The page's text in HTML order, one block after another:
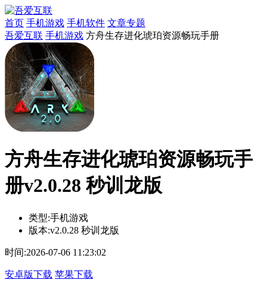
首页 手机游戏 手机软件 文章专题
吾爱互联 手机游戏 方舟生存进化琥珀资源畅玩手册
方舟生存进化琥珀资源畅玩手
册v2.0.28 秒训龙版
类型:手机游戏
版本:v2.0.28 秒训龙版
时间:2026-07-06 11:23:02
安卓版下载 苹果下载